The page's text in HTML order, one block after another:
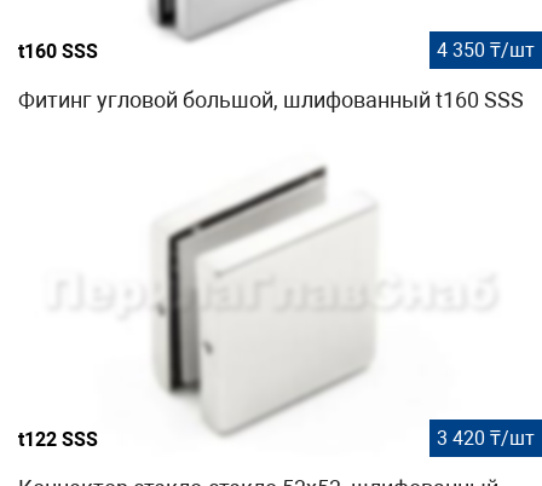
t160 SSS 4 350 ₸/шт
Фитинг угловой большой, шлифованный t160 SSS
t122 SSS 3 420 ₸/шт